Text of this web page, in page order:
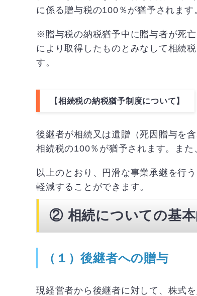
に係る贈与税の100％が猶予されま
※贈与税の納税猶予中に贈与者が死
により取得したものとみなして相続
す。
【相続税の納税猶予制度について】
後継者が相続又は遺贈（死因贈与を
相続税の100％が猶予されます。ま
以上のとおり、円滑な事業承継を行
軽減することができます。
②相続についての基
（１）後継者への贈与
現経営者から後継者に対して、株式